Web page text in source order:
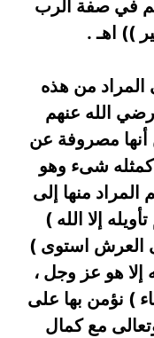
في صفة الرب
)) اهـ .
المراد من هذه
رضي الله عنهم
أنها مصروفة عن
شىء وهو
منها إلى
إلا الله )
العرش استوى )
إلا هو عز وجل ،
) نؤمن بها على
مع كمال